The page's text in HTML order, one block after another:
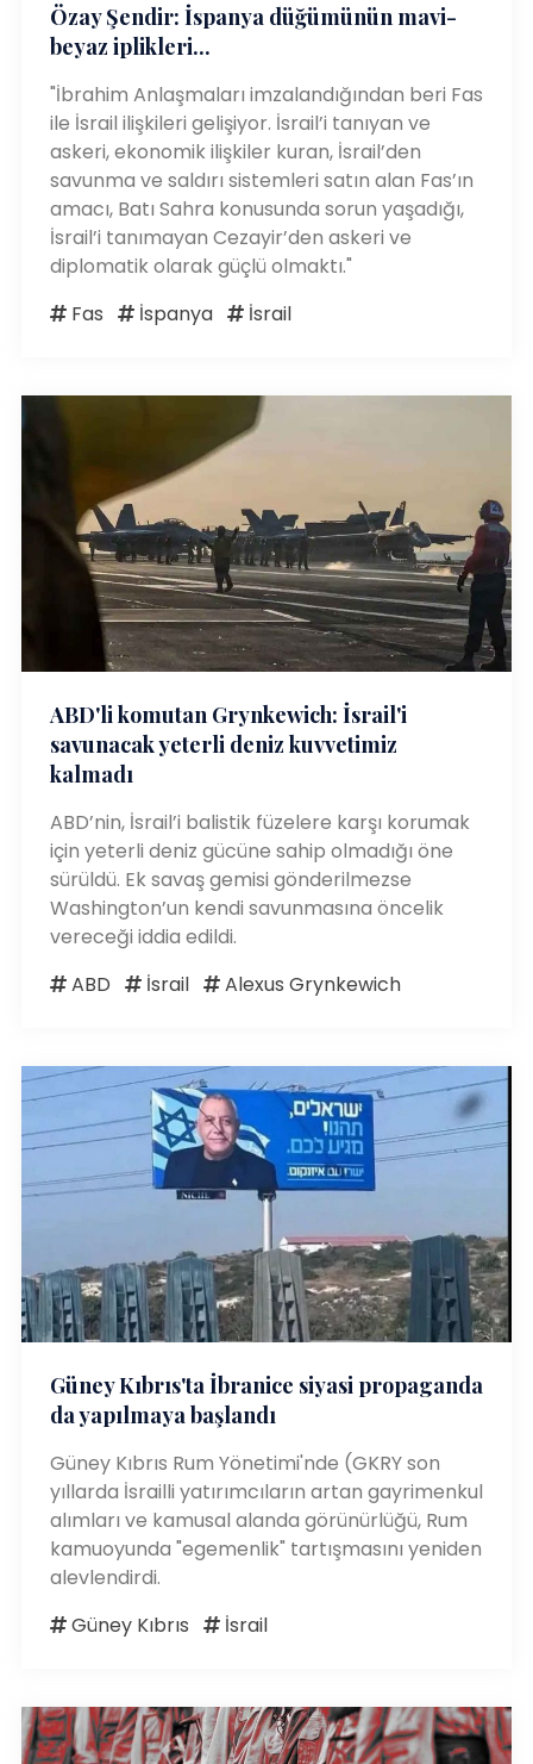
Özay Şendir: İspanya düğümünün mavi-
beyaz iplikleri...
"İbrahim Anlaşmaları imzalandığından beri Fas
ile İsrail ilişkileri gelişiyor. İsrail’i tanıyan ve
askeri, ekonomik ilişkiler kuran, İsrail’den
savunma ve saldırı sistemleri satın alan Fas’ın
amacı, Batı Sahra konusunda sorun yaşadığı,
İsrail’i tanımayan Cezayir’den askeri ve
diplomatik olarak güçlü olmaktı."
Fas
İspanya İsrail
ABD'li komutan Grynkewich: İsrail'i
savunacak yeterli deniz kuvvetimiz
kalmadı
ABD’nin, İsrail’i balistik füzelere karşı korumak
için yeterli deniz gücüne sahip olmadığı öne
sürüldü. Ek savaş gemisi gönderilmezse
Washington’un kendi savunmasına öncelik
vereceği iddia edildi.
ABD
İsrail Alexus Grynkewich
Güney Kıbrıs'ta İbranice siyasi propaganda
da yapılmaya başlandı
Güney Kıbrıs Rum Yönetimi'nde (GKRY son
yıllarda İsrailli yatırımcıların artan gayrimenkul
alımları ve kamusal alanda görünürlüğü, Rum
kamuoyunda "egemenlik" tartışmasını yeniden
alevlendirdi.
Güney Kıbrıs
İsrail